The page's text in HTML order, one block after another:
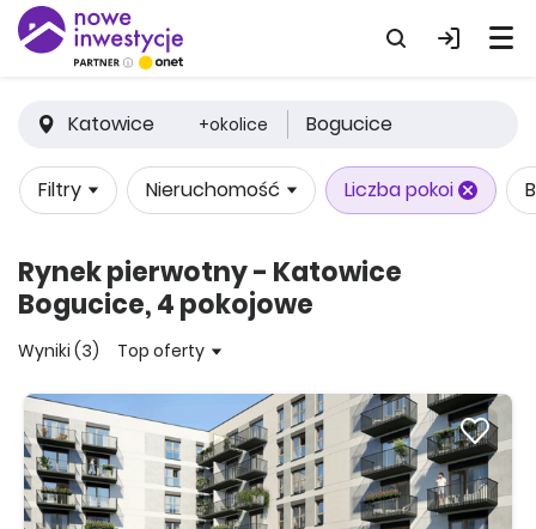
Katowice +okolice Bogucice
Filtry Nieruchomość Liczba pokoi
Rynek pierwotny - Katowice
Bogucice, 4 pokojowe
Wyniki (3) Top oferty